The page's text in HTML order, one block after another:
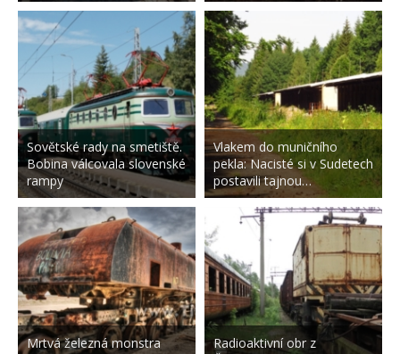
Sovětské rady na smetiště.
Bobina válcovala slovenské
rampy
Mrtvá železná monstra
Vlakem do muničního
pekla: Nacisté si v Sudetech
postavili tajnou…
Radioaktivní obr z